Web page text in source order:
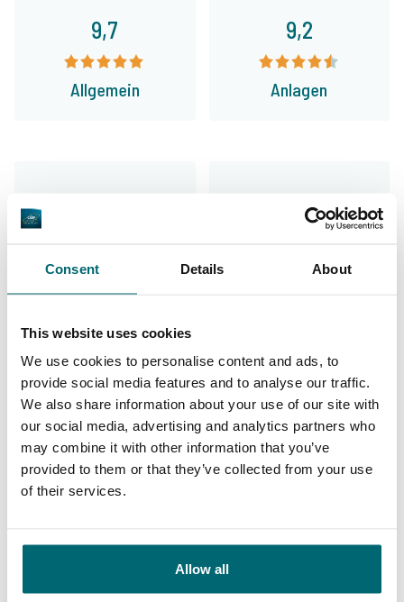
Consent Details About
This website uses cookies
We use cookies to personalise content and ads, to
provide social media features and to analyse our traffic.
We also share information about your use of our site with
our social media, advertising and analytics partners who
may combine it with other information that you’ve
provided to them or that they’ve collected from your use
of their services.
Allow all
9,7
Allgemein
9,2
Anlagen
Von unseren Kunden
100% zuverlässig, freundlich und hilfsbereit,
interessante Seen und die richtigen
Informationen. Absolut führend im Sektor
Angelurlaube und meine erste Wahl für das
Unser Angebot
9,3
Betreuung